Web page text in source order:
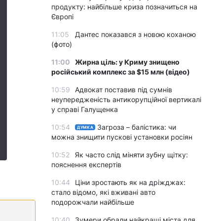
продукту: найбільше криза позначиться на
Європі
11:05
Дантес показався з новою коханою
(фото)
11:00
Жирна ціль: у Криму знищено
російський комплекс за $15 млн (відео)
10:59
Адвокат поставив під сумнів
неупередженість антикорупційної вертикалі
у справі Галущенка
10:54 ДУМКА
Загроза – балістика: чи
можна знищити пускові установки росіян
10:52
Як часто слід міняти зубну щітку:
пояснення експертів
10:44
Ціни зростають як на дріжджах:
стало відомо, які вживані авто
подорожчали найбільше